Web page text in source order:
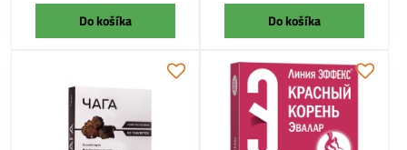
Do košíka Do košíka